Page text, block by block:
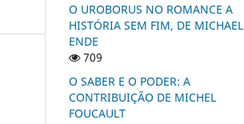
O UROBORUS NO ROMANCE A
HISTÓRIA SEM FIM, DE MICHAEL
ENDE
709
O SABER E O PODER: A
CONTRIBUIÇÃO DE MICHEL
FOUCAULT